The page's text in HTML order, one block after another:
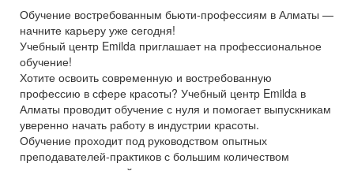
Обучение востребованным бьюти-профессиям в Алматы —
начните карьеру уже сегодня!
Учебный центр Emilda приглашает на профессиональное
обучение!
Хотите освоить современную и востребованную
профессию в сфере красоты? Учебный центр Emilda в
Алматы проводит обучение с нуля и помогает выпускникам
уверенно начать работу в индустрии красоты.
Обучение проходит под руководством опытных
преподавателей-практиков с большим количеством